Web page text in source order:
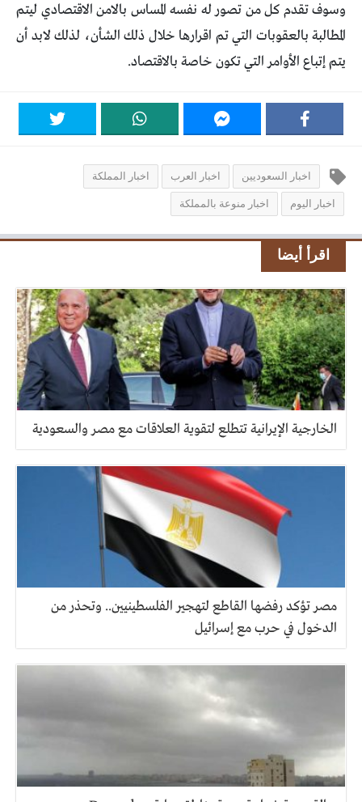
وسوف تقدم كل من تصور له نفسه المساس بالامن الاقتصادي ليتم
المطالبة بالعقوبات التي تم اقرارها خلال ذلك الشأن، لذلك لابد أن
يتم إتباع الأوامر التي تكون خاصة بالاقتصاد.
اخبار السعوديين اخبار العرب اخبار المملكة
اخبار اليوم اخبار منوعة بالمملكة
اقرأ أيضا
الخارجية الإيرانية تتطلع لتقوية العلاقات مع مصر والسعودية
مصر تؤكد رفضها القاطع لتهجير الفلسطينيين.. وتحذر من
الدخول في حرب مع إسرائيل